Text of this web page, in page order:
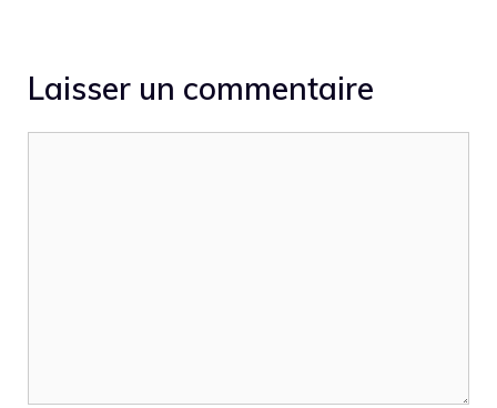
Laisser un commentaire